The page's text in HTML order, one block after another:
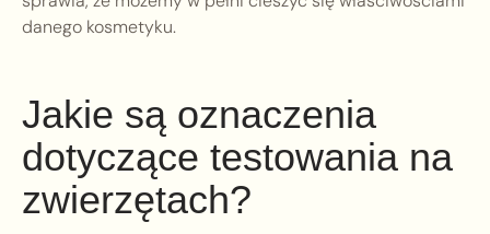
danego kosmetyku.
Jakie są oznaczenia
dotyczące testowania na
zwierzętach?